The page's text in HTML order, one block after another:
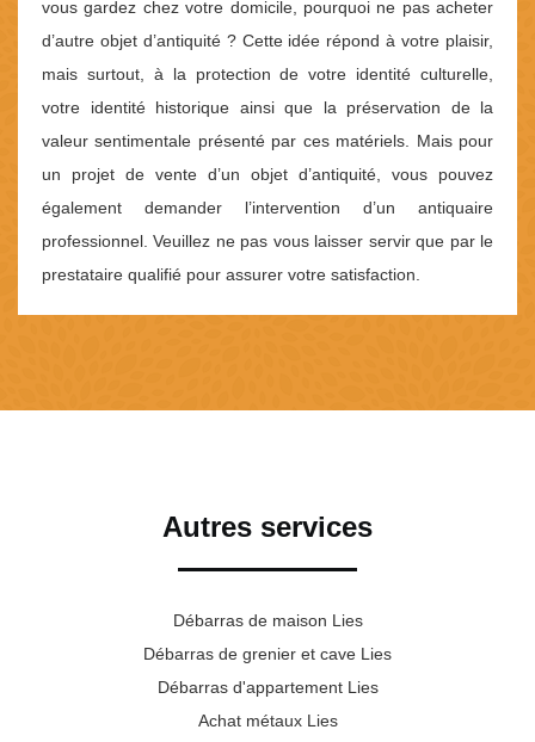
vous gardez chez votre domicile, pourquoi ne pas acheter
d’autre objet d’antiquité ? Cette idée répond à votre plaisir,
mais surtout, à la protection de votre identité culturelle,
votre identité historique ainsi que la préservation de la
valeur sentimentale présenté par ces matériels. Mais pour
un projet de vente d’un objet d’antiquité, vous pouvez
également demander l’intervention d’un antiquaire
professionnel. Veuillez ne pas vous laisser servir que par le
prestataire qualifié pour assurer votre satisfaction.
Autres services
Débarras de maison Lies
Débarras de grenier et cave Lies
Débarras d'appartement Lies
Achat métaux Lies